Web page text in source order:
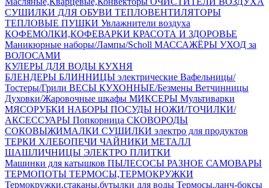
СУШИЛКИ ДЛЯ ОБУВИ ТЕПЛОВЕНТИЛЯТОРЫ
ТЕПЛОВЫЕ ПУШКИ Увлажнители воздуха
КОФЕМОЛКИ,КОФЕВАРКИ КРАСОТА И ЗДОРОВЬЕ
Маникюрные наборы/Лампы/Scholl МАССАЖЁРЫ УХОД за
ВОЛОСАМИ
КУЛЕРЫ ДЛЯ ВОДЫ КУХНЯ
БЛЕНДЕРЫ БЛИННИЦЫ электрические Вафельницы/
Тостеры/Грили ВЕСЫ КУХОННЫЕ/Безмены Ветчинницы
Духовки/Жаровочные шкафы МИКСЕРЫ Мультиварки
МЯСОРУБКИ НАБОРЫ ПОСУДЫ НОЖИ/ТОЧИЛКИ/
АКСЕССУАРЫ Попкорница СКОВОРОДЫ
СОКОВЫЖИМАЛКИ СУШИЛКИ электро для продуктов
ТЕРКИ ХЛЕБОПЕЧИ ЧАЙНИКИ МЕТАЛЛ
ШАШЛИЧНИЦЫ ЭЛЕКТРО ПЛИТКИ
Машинки для катышков ПЫЛЕСОСЫ РАЗНОЕ САМОВАРЫ
ТЕРМОПОТЫ ТЕРМОСЫ,ТЕРМОКРУЖКИ
Термокружки,стаканы,бутылки для воды Термосы,ланч-боксы